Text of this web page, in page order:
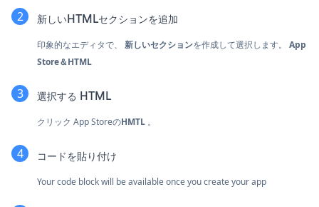
新しいHTMLセクションを追加
印象的なエディタで、 新しいセクションを作成して選択します。 App
Store＆HTML
選択する HTML
クリック App StoreのHMTL 。
コードを貼り付け
Your code block will be available once you create your app